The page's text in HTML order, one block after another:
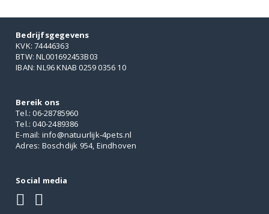
Bedrijfsgegevens
KVK: 74446363
BTW: NL001692453B03
IBAN: NL96 KNAB 0259 0356 10
Bereik ons
Tel.: 06-28785960
Tel.: 040-2489386
E-mail: info@natuurlijk-4pets.nl
Adres: Boschdijk 954, Eindhoven
Social media